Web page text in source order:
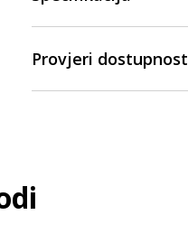
Provjeri